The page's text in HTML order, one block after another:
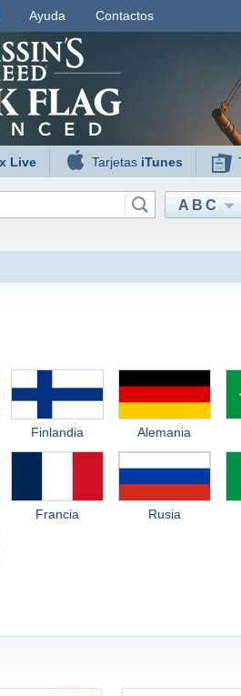
Ayuda Contactos
Live Tarjetas iTunes
ABC
Finlandia Alemania
Francia Rusia